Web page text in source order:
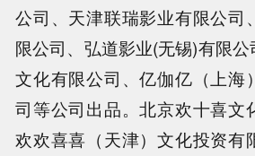
公司、天津联瑞影业有限公司
限公司、弘道影业(无锡)有限
文化有限公司、亿伽亿（上海
司等公司出品。北京欢十喜文
欢欢喜喜（天津）文化投资有